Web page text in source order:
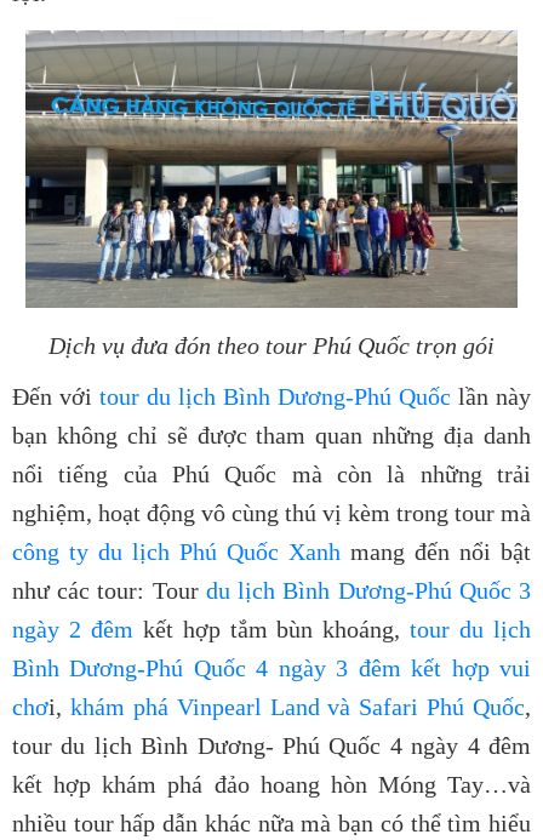
Dịch vụ đưa đón theo tour Phú Quốc trọn gói
Đến với tour du lịch Bình Dương-Phú Quốc lần này
bạn không chỉ sẽ được tham quan những địa danh
nổi tiếng của Phú Quốc mà còn là những trải
nghiệm, hoạt động vô cùng thú vị kèm trong tour mà
công ty du lịch Phú Quốc Xanh mang đến nổi bật
như các tour: Tour du lịch Bình Dương-Phú Quốc 3
ngày 2 đêm kết hợp tắm bùn khoáng,tour du lịch
Bình Dương-Phú Quốc 4 ngày 3 đêm kết hợp vui
chơi, khám phá Vinpearl Land và Safari Phú Quốc,
tour du lịch Bình Dương- Phú Quốc 4 ngày 4 đêm
kết hợp khám phá đảo hoang hòn Móng Tay…và
nhiều tour hấp dẫn khác nữa mà bạn có thể tìm hiểu